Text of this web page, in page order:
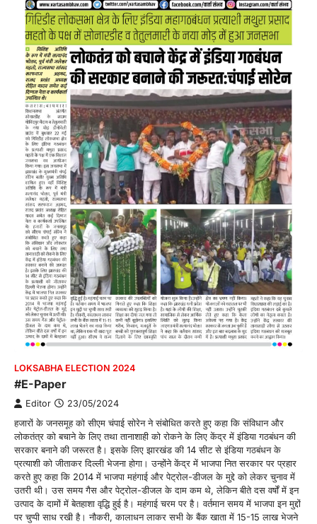
LOKSABHA ELECTION 2024
#E-Paper
Editor 23/05/2024
हजारों के जनसमूह को सीएम चंपाई सोरेन ने संबोधित करते हुए कहा कि संविधान और
लोकतंत्र को बचाने के लिए तथा तानाशाही को रोकने के लिए केंद्र में इंडिया गठबंधन की
सरकार बनाने की जरूरत है। इसके लिए झारखंड की 14 सीट से इंडिया गठबंधन के
प्रत्याशी को जीताकर दिल्ली भेजना होगा। उन्होंने केंद्र में भाजपा नित सरकार पर प्रहार
करते हुए कहा कि 2014 में भाजपा महंगाई और पेट्रोल-डीजल के मुद्दे को लेकर चुनाव में
उतरी थी। उस समय गैस और पेट्रोल-डीजल के दाम कम थे, लेकिन बीते दस वर्षों में इन
उत्पाद के दामों में बेतहाशा वृद्धि हुई है। महंगाई चरम पर है। वर्तमान समय में भाजपा इन मुद्दों
पर चुप्पी साध रखी है। नौकरी, कालाधन लाकर सभी के बैंक खाता में 15-15 लाख भेजने